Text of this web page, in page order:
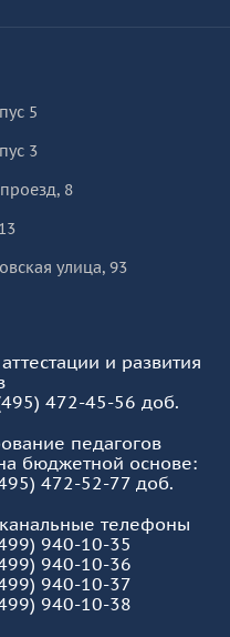
5
3
8
улица, 93
и развития
472-45-56 доб.
педагогов
бюджетной основе:
472-52-77 доб.
телефоны
940-10-35
940-10-36
940-10-37
940-10-38